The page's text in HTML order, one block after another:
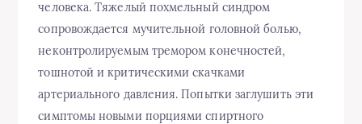
человека. Тяжелый похмельный синдром
сопровождается мучительной головной болью,
неконтролируемым тремором конечностей,
тошнотой и критическими скачками
артериального давления. Попытки заглушить эти
симптомы новыми порциями спиртного